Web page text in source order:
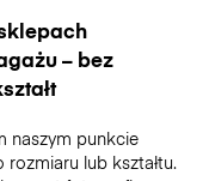
– bez
naszym punkcie
lub kształtu.